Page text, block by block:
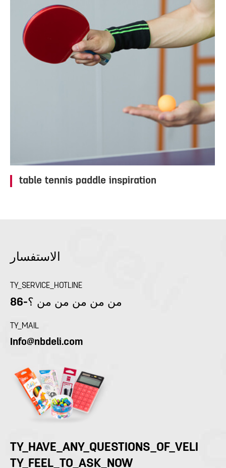
table tennis paddle inspiration
الاستفسار
TY_SERVICE_HOTLINE
86-من من من من من ؟
TY_MAIL
Info@nbdeli.com
TY_HAVE_ANY_QUESTIONS_OF_VELI
TY_FEEL_TO_ASK_NOW